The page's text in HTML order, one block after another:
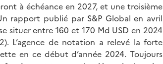
à échéance en 2027, et une troisième
rapport publié par S&P Global en avril
situer entre 160 et 170 Md USD en 2024
L’agence de notation a relevé la forte
en ce début d’année 2024. Toujours